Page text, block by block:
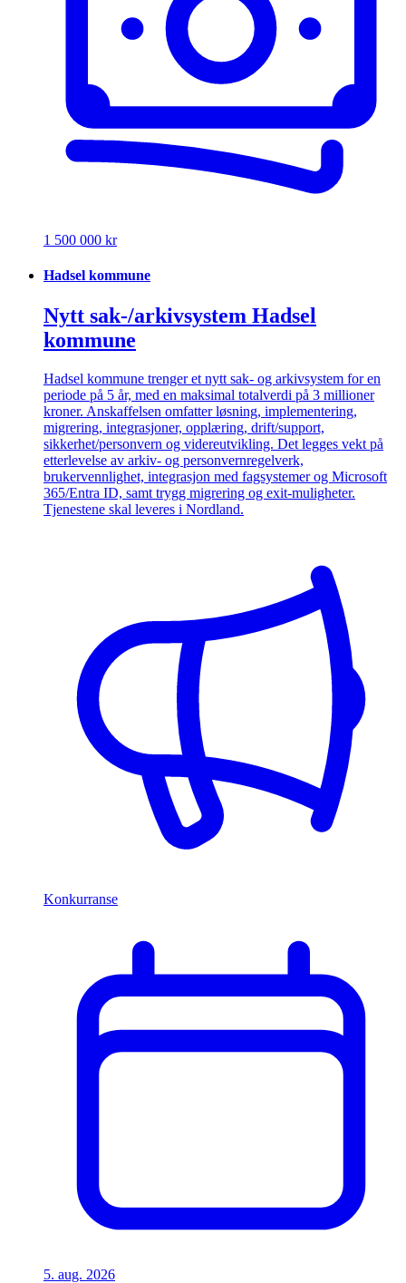
1 500 000 kr
Hadsel kommune
Nytt sak-/arkivsystem Hadsel
kommune
Hadsel kommune trenger et nytt sak- og arkivsystem for en
periode på 5 år, med en maksimal totalverdi på 3 millioner
kroner. Anskaffelsen omfatter løsning, implementering,
migrering, integrasjoner, opplæring, drift/support,
sikkerhet/personvern og videreutvikling. Det legges vekt på
etterlevelse av arkiv- og personvernregelverk,
brukervennlighet, integrasjon med fagsystemer og Microsoft
365/Entra ID, samt trygg migrering og exit-muligheter.
Tjenestene skal leveres i Nordland.
Konkurranse
5. aug. 2026